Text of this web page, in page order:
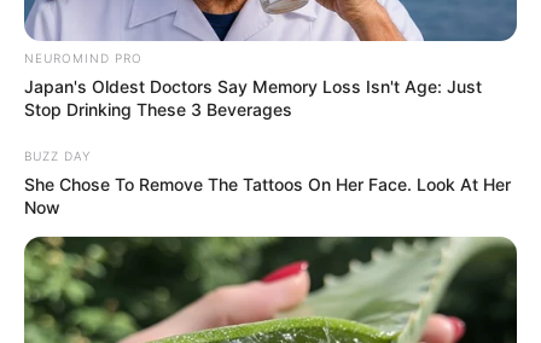
(foto: instagram/tamiauliaofficial)
NEUROMIND PRO
Japan's Oldest Doctors Say Memory Loss Isn't Age: Just
Stop Drinking These 3 Beverages
BUZZ DAY
She Chose To Remove The Tattoos On Her Face. Look At Her
Now